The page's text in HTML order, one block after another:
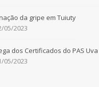
da gripe em Tuiuty
05/2023
dos Certificados do PAS Uva
05/2023